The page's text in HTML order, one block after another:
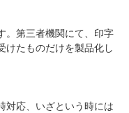
。第三者機関にて、印字
けたものだけを製品化し
対応、いざという時には